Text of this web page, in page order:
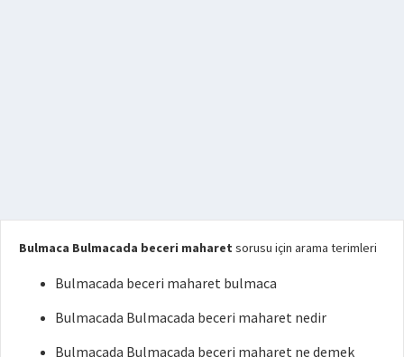
Bulmaca Bulmacada beceri maharet sorusu için arama terimleri
Bulmacada beceri maharet bulmaca
Bulmacada Bulmacada beceri maharet nedir
Bulmacada Bulmacada beceri maharet ne demek